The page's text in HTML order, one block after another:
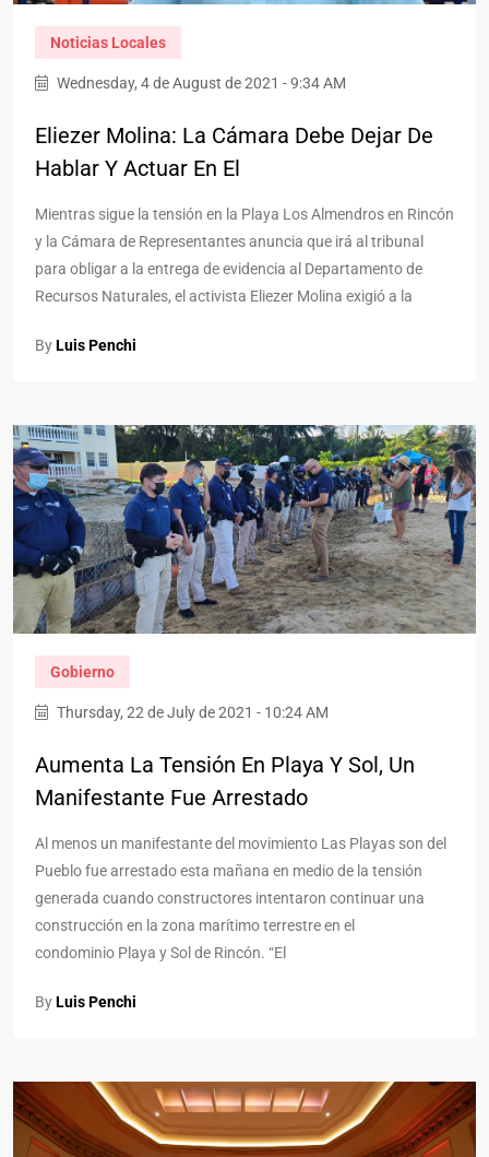
Noticias Locales
Wednesday, 4 de August de 2021 - 9:34 AM
Eliezer Molina: La Cámara Debe Dejar De
Hablar Y Actuar En El
Mientras sigue la tensión en la Playa Los Almendros en Rincón
y la Cámara de Representantes anuncia que irá al tribunal
para obligar a la entrega de evidencia al Departamento de
Recursos Naturales, el activista Eliezer Molina exigió a la
ByLuis Penchi
Gobierno
Thursday, 22 de July de 2021 - 10:24 AM
Aumenta La Tensión En Playa Y Sol, Un
Manifestante Fue Arrestado
Al menos un manifestante del movimiento Las Playas son del
Pueblo fue arrestado esta mañana en medio de la tensión
generada cuando constructores intentaron continuar una
construcción en la zona marítimo terrestre en el
condominio Playa y Sol de Rincón. “El
ByLuis Penchi